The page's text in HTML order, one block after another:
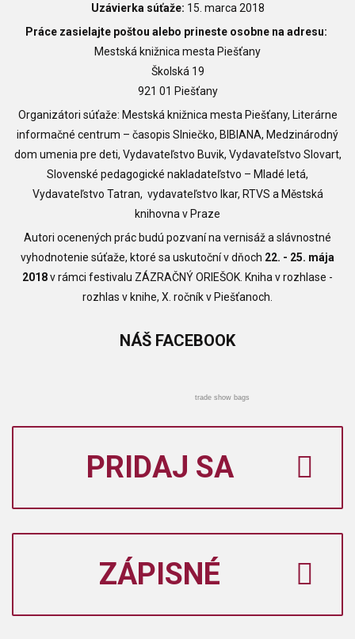
Uzávierka súťaže: 15. marca 2018
Práce zasielajte poštou alebo prineste osobne na adresu:
Mestská knižnica mesta Piešťany
Školská 19
921 01 Piešťany
Organizátori súťaže: Mestská knižnica mesta Piešťany, Literárne
informačné centrum – časopis Slniečko, BIBIANA, Medzinárodný
dom umenia pre deti, Vydavateľstvo Buvik, Vydavateľstvo Slovart,
Slovenské pedagogické nakladateľstvo – Mladé letá,
Vydavateľstvo Tatran, vydavateľstvo Ikar, RTVS a Městská
knihovna v Praze
Autori ocenených prác budú pozvaní na vernisáž a slávnostné
vyhodnotenie súťaže, ktoré sa uskutoční v dňoch 22. - 25. mája
2018v rámci festivalu ZÁZRAČNÝ ORIEŠOK. Kniha v rozhlase -
rozhlas v knihe, X. ročník v Piešťanoch.
NÁŠ FACEBOOK
trade show bags
PRIDAJ SA
ZÁPISNÉ